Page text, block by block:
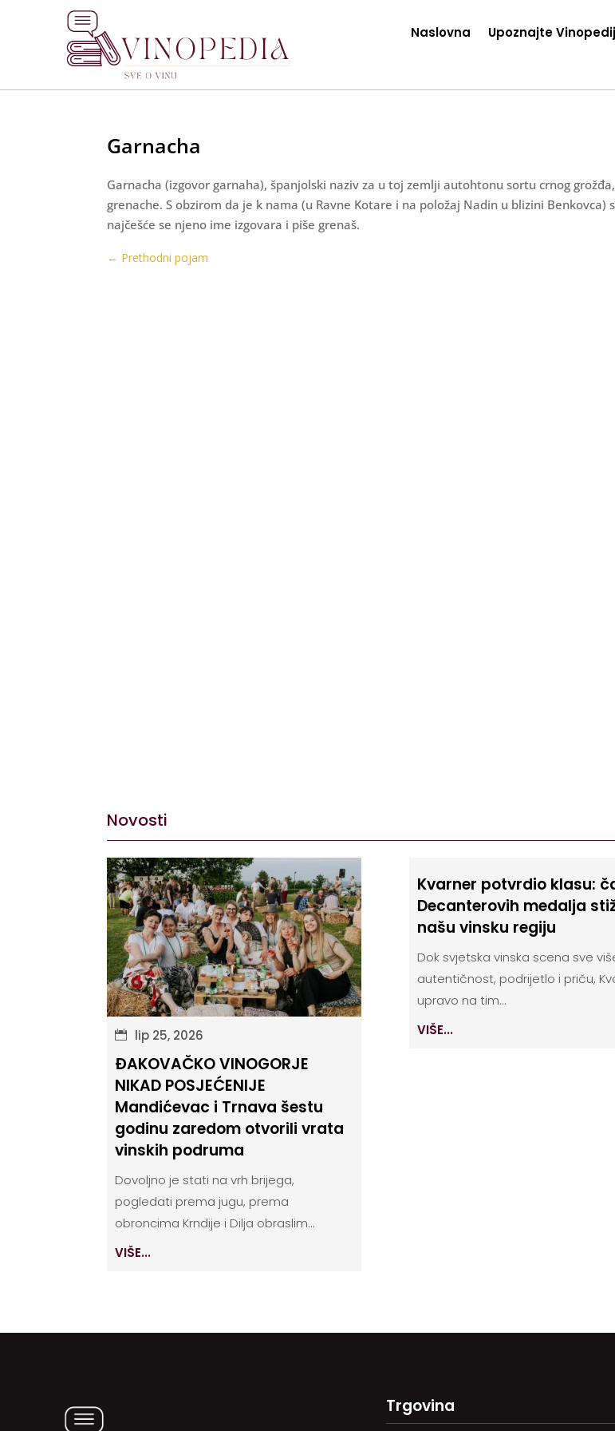
Naslovna Upoznajte
Garnacha
Garnacha (izgovor garnaha), španjolski naziv za u toj zemlji autohtonu sortu crnog
grenache. S obzirom da je k nama (u Ravne Kotare i na položaj Nadin u blizini Benkovca)
najčešće se njeno ime izgovara i piše grenaš.
← Prethodni pojam
Novosti
lip 25, 2026
ĐAKOVAČKO VINOGORJE
NIKAD POSJEĆENIJE
Mandićevac i Trnava šestu
godinu zaredom otvorili vrata
vinskih podruma
Dovoljno je stati na vrh brijega,
pogledati prema jugu, prema
obroncima Krndije i Dilja obraslim...
VIŠE...
Kvarner potvrdio klasu:
Decanterovih medalja
našu vinsku regiju
Dok svjetska vinska scena sve
autentičnost, podrijetlo i priču,
upravo na tim...
VIŠE...
Trgovina